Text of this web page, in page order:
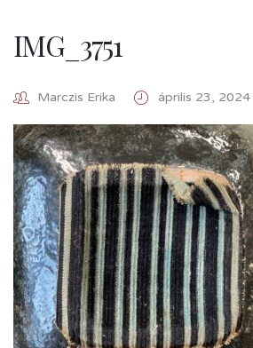
IMG_3751
Marczis Erika április 23, 2024